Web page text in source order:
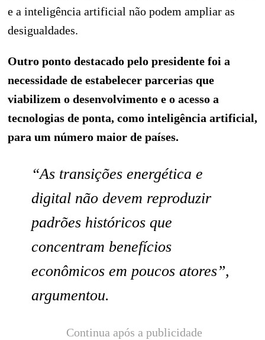
e a inteligência artificial não podem ampliar as
desigualdades.
Outro ponto destacado pelo presidente foi a
necessidade de estabelecer parcerias que
viabilizem o desenvolvimento e o acesso a
tecnologias de ponta, como inteligência artificial,
para um número maior de países.
“As transições energética e
digital não devem reproduzir
padrões históricos que
concentram benefícios
econômicos em poucos atores”,
argumentou.
Continua após a publicidade